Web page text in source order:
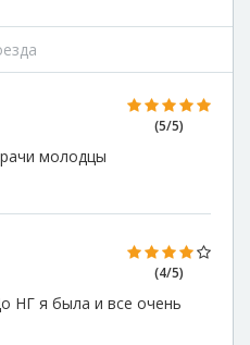
(5/5)
молодцы
(4/5)
НГ я была и все очень